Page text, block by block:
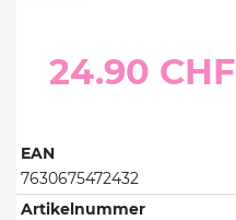
24.90 CHF
EAN
7630675472432
Artikelnummer